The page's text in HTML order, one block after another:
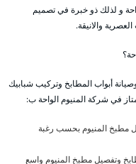
و لذلك ذو خبرة في تصميم
والانيقة.
أبواب المطابخ وتركيب شبابيك
في شركة المنيوم الواحة ب:
مطبخ المنيوم بحسب رغبة
وتفصيل مطبخ المنيوم واسع